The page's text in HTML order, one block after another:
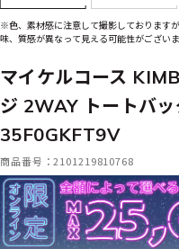
※色、素材感に注意して撮影しております
味、質感が異なって見える可能性がございま
マイケルコース
ジ 2WAY トートバ
35F0GKFT9V
商品番号：2101219810768